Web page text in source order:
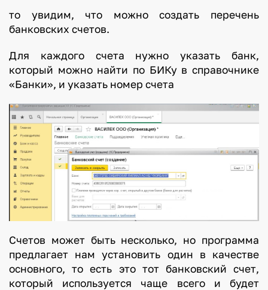
то увидим, что можно создать перечень
банковских счетов.
Для каждого счета нужно указать банк,
который можно найти по БИКу в справочнике
«Банки», и указать номер счета
Счетов может быть несколько, но программа
предлагает нам установить один в качестве
основного, то есть это тот банковский счет,
который используется чаще всего и будет